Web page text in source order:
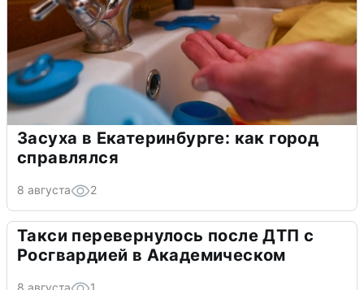
Засуха в Екатеринбурге: как город
справлялся
8 августа 2
Такси перевернулось после ДТП с
Росгвардией в Академическом
8 августа 1